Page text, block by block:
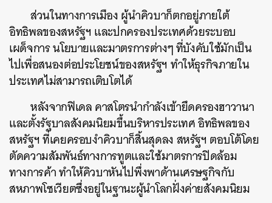
ส่วนในทางการเมือง ผู้นำคิวบาก็ตกอยู่ภายใต้
อิทธิพลของสหรัฐฯ และปกครองประเทศด้วยระบอบ
เผด็จการ นโยบายและมาตรการต่างๆ ที่บังคับใช้มักเป็น
ไปเพื่อสนองต่อประโยชน์ของสหรัฐฯ ทำให้ธุรกิจภายใน
ประเทศไม่สามารถเติบโตได้
หลังจากฟิเดล คาสโตรนำกำลังเข้ายึดครองฮาวานา
และตั้งรัฐบาลสังคมนิยมขึ้นบริหารประเทศ อิทธิพลของ
สหรัฐฯ ที่เคยครอบงำคิวบาก็สิ้นสุดลง สหรัฐฯ ตอบโต้โดย
ตัดความสัมพันธ์ทางการทูตและใช้มาตรการปิดล้อม
ทางการค้า ทำให้คิวบาหันไปพึ่งพาด้านเศรษฐกิจกับ
สหภาพโซเวียตซึ่งอยู่ในฐานะผู้นำโลกฝั่งค่ายสังคมนิยม